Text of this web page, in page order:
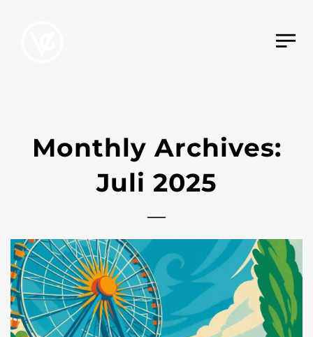
Monthly Archives:
Juli 2025